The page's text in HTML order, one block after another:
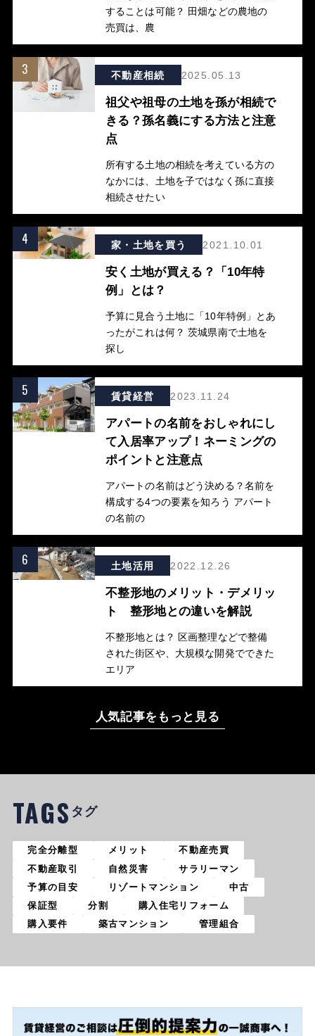
することは可能？ 田畑などの農地の
売買は、農
3 不動産相続 2025.05.13
祖父や祖母の土地を孫が相続で
きる？孫名義にする方法と注意
点
所有する土地の相続を考えている方の
なかには、土地を子ではなく孫に直接
相続させたい
4 家・土地を買う 2021.10.01
安く土地が買える？「10年特
例」とは？
予算に見合う土地に「10年特例」とあ
ったがこれは何？ 茨城県南で土地を
探し
5 賃貸経営 2023.11.24
アパートの名前をおしゃれにし
て入居率アップ！ネーミングの
ポイントと注意点
アパートの名前はどう決める？名前を
構成する4つの要素を知ろう アパート
の名前の
6 土地活用 2022.12.26
不整形地のメリット・デメリッ
ト 整形地との違いを解説
不整形地とは？ 区画整理などで整備
された街区や、大規模な開発でできた
エリア
人気記事をもっと見る
TAGS タグ
完全分離型 メリット
不動産売買
不動産取引
自然災害
サラリーマン
予算の目安
リゾートマンション
中古
保証型
分割
購入住宅リフォーム
購入要件
築古マンション 管理組合